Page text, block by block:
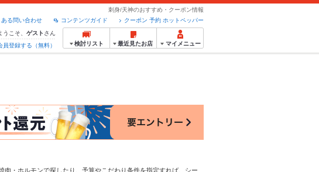
刺身/天神のおすすめ・クーポン情報
クーポン 予約 ホットペッパー
コンテンツガイド
ある問い合わせ
うこそ、 ゲスト さん
員登録する（無料）
検討リスト 最近見たお店 マイメニュー
肉・ホルモンで探したり、予算やこだわり条件を指定すれば、シー